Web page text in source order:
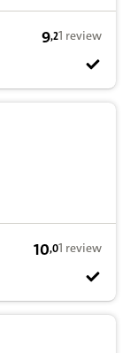
9,2 op basis
9,21 review
10,0 op basis
10,01 review